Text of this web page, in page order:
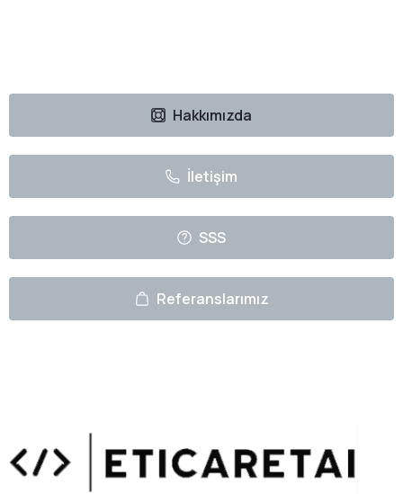
Hakkımızda
İletişim
SSS
Referanslarımız